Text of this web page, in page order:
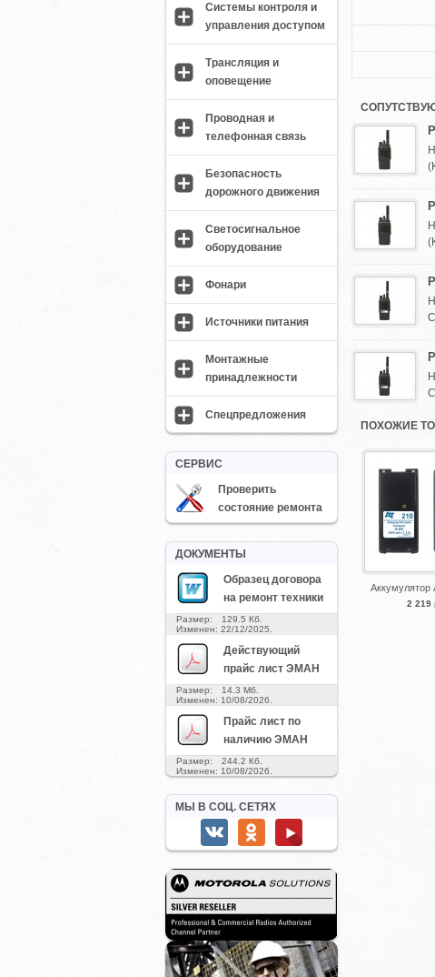
Системы контроля и
управления доступом
Трансляция и
оповещение
Проводная и
телефонная связь
Безопасность
дорожного движения
Светосигнальное
оборудование
Фонари
Источники питания
Монтажные
принадлежности
Спецпредложения
СЕРВИС
Проверить
состояние ремонта
ДОКУМЕНТЫ
Образец договора
на ремонт техники
Размер: 129.5 Кб.
Изменен: 22/12/2025.
Действующий
прайс лист ЭМАН
Размер: 14.3 Мб.
Изменен: 10/08/2026.
Прайс лист по
наличию ЭМАН
Размер: 244.2 Кб.
Изменен: 10/08/2026.
МЫ В СОЦ. СЕТЯХ
ПОХОЖИЕ
Аккумулятор
2 219